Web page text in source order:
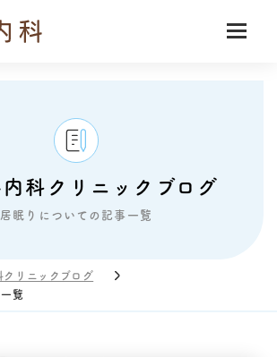
科クリニックブログ
居眠りについての記事一覧
クリニックブログ
覧